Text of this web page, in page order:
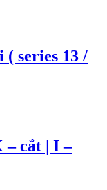
series 13 /
– cắt | I –